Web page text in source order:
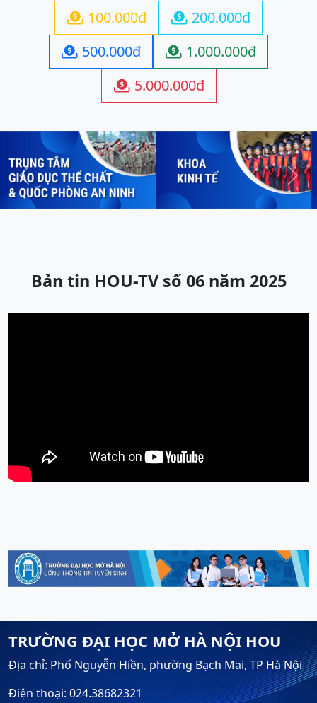
 100.000đ  200.000đ
 500.000đ  1.000.000đ
 5.000.000đ
Previous Next
Bản tin HOU-TV số 06 năm 2025
TRƯỜNG ĐẠI HỌC MỞ HÀ NỘI HOU
Địa chỉ: Phố Nguyễn Hiền, phường Bạch Mai, TP Hà Nội
Điện thoại: 024.38682321